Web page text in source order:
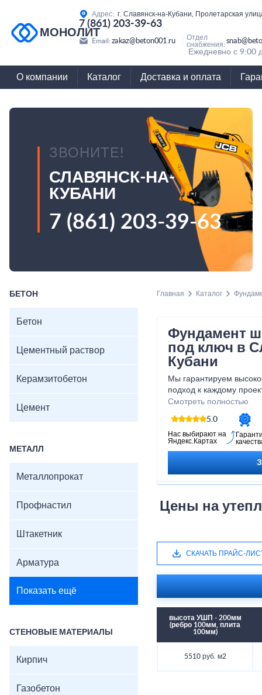
МОНОЛИТ
Адрес: г. Славянск-на-Кубани, Пролетарская
7 (861) 203-39-63
Email: zakaz@beton001.ru
Отдел
снабжения:
Ежедневно с 9:00
О компании Каталог Доставка и оплата
ЗВОНИТЕ!
СЛАВЯНСК-НА-
КУБАНИ
7 (861) 203-39-63
БЕТОН
Бетон
Цементный раствор
Керамзитобетон
Цемент
МЕТАЛЛ
Металлопрокат
Профнастил
Штакетник
Арматура
Показать ещё
СТЕНОВЫЕ МАТЕРИАЛЫ
Кирпич
Газобетон
Главная Каталог
Фундамент
под ключ в
Кубани
Мы гарантируем
подход к каждому
специалистов возьмет
проектирования до
уверены в безупречном
возможность создать
с помощью фундамента
Смотреть полностью
5.0
Нас выбирают на
Яндекс.Картах
Цены на
СКАЧАТЬ ПРАЙС-
высота УШП - 200мм
(ребро 100мм, плита
100мм)
5510 руб. м2